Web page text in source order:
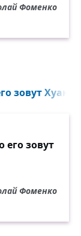
Фоменко
зовут Хуан...
зовут
Фоменко